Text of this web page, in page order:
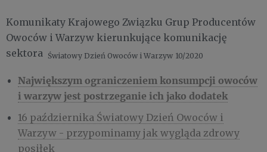
Komunikaty Krajowego Związku Grup Producentów
Owoców i Warzyw kierunkujące komunikację
sektora
Światowy Dzień Owoców i Warzyw 10/2020
Największym ograniczeniem konsumpcji owoców
i warzyw jest postrzeganie ich jako dodatek
16 października Światowy Dzień Owoców i
Warzyw - przypominamy jak wygląda zdrowy
posiłek